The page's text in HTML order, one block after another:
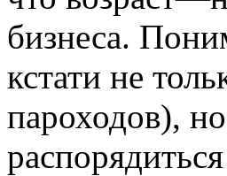
бизнеса.
кстати не
пароходов),